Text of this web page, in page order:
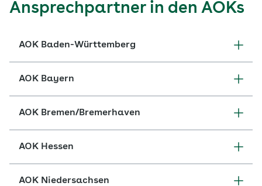
Ansprechpartner in den AOKs
AOK Baden-Württemberg
AOK Bayern
AOK Bremen/Bremerhaven
AOK Hessen
AOK Niedersachsen